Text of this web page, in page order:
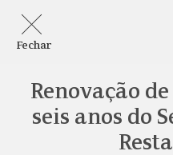
Fechar
Renovação
seis anos do